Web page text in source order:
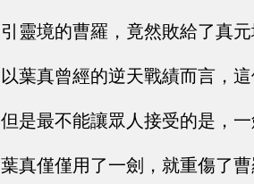
引靈境的曹羅，竟然敗給了真
以葉真曾經的逆天戰績而言，
但是最不能讓眾人接受的是，
葉真僅僅用了一劍，就重傷了